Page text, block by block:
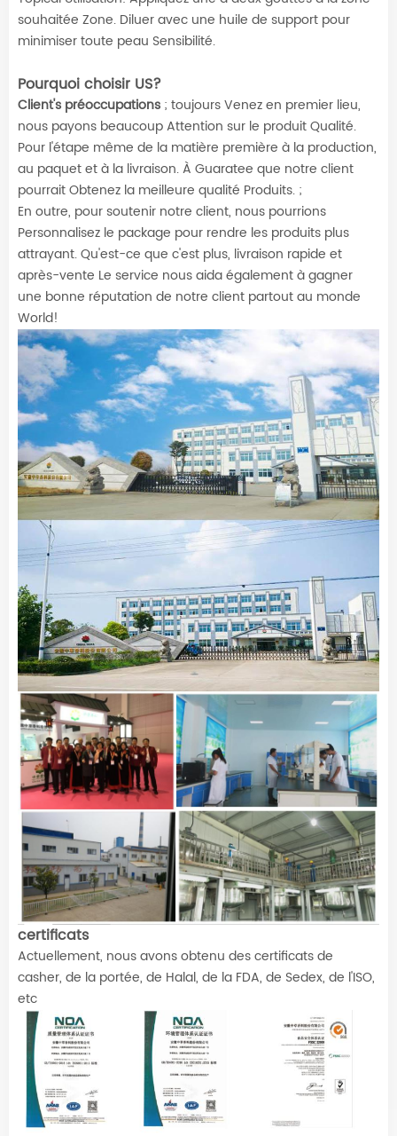
souhaitée Zone. Diluer avec une huile de support pour
minimiser toute peau Sensibilité.
Pourquoi choisir US?
Client's préoccupations ; toujours Venez en premier lieu,
nous payons beaucoup Attention sur le produit Qualité.
Pour l'étape même de la matière première à la production,
au paquet et à la livraison. À Guaratee que notre client
pourrait Obtenez la meilleure qualité Produits. ;
En outre, pour soutenir notre client, nous pourrions
Personnalisez le package pour rendre les produits plus
attrayant. Qu'est-ce que c'est plus, livraison rapide et
après-vente Le service nous aida également à gagner
une bonne réputation de notre client partout au monde
World!
certificats
Actuellement, nous avons obtenu des certificats de
casher, de la portée, de Halal, de la FDA, de Sedex, de l'ISO,
etc